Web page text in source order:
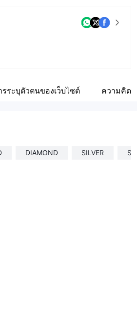
รระบุตัวตนของเว็บไซต์ ความคิดเ
DIAMOND SILVER